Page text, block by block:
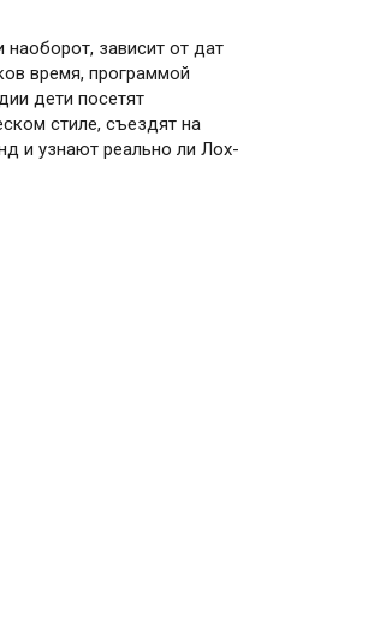
зависит от дат
время, программой
дети посетят
стиле, съездят на
и узнают реально ли Лох-